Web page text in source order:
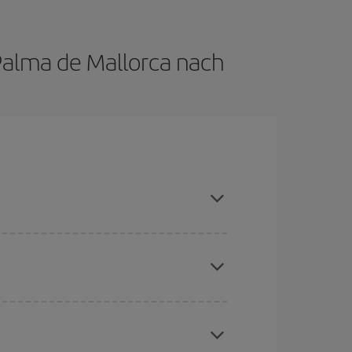
de Mallorca nach
Flugoptionen an, die wir jeden Tag